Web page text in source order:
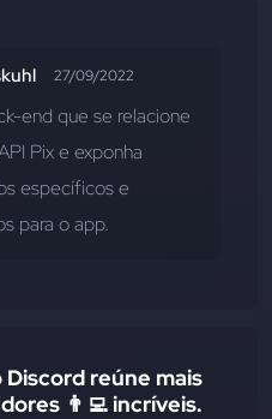
27/09/2022
end que se relacione
Pix e exponha
específicos e
para o app.
reúne mais
👨‍💻 incríveis.